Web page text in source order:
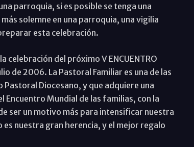
parroquia, si es posible se tenga una
solemne en una parroquia, una vigilia
esta celebración.
celebración del próximo V ENCUENTRO
de 2006. La Pastoral Familiar es una de las
Diocesano, y que adquiere una
Encuentro Mundial de las familias, con la
ser un motivo más para intensificar nuestra
nuestra gran herencia, y el mejor regalo